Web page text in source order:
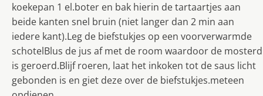
koekepan 1 el.boter en bak hierin de tartaartjes aan
beide kanten snel bruin (niet langer dan 2 min aan
iedere kant).Leg de biefstukjes op een voorverwarmde
schotelBlus de jus af met de room waardoor de mosterd
is geroerd.Blijf roeren, laat het inkoken tot de saus licht
gebonden is en giet deze over de biefstukjes.meteen